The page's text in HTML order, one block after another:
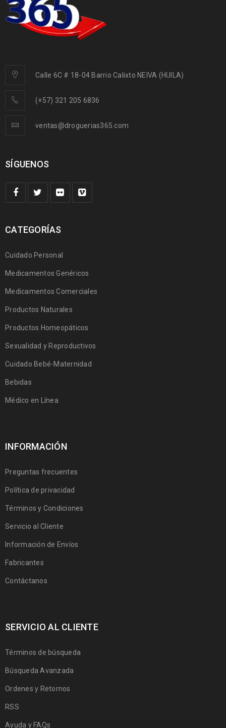
Calle 6C # 18-04 Barrio Calixto NEIVA (HUILA)
(+57) 321 205 6836
ventas@droguerias365.com
SÍGUENOS
CATEGORÍAS
Cuidado Personal
Medicamentos Genéricos
Medicamentos Comerciales
Productos Naturales
Productos Homeopáticos
Sexualidad y Reproductivos
Cuidado Bebé-Maternidad
Bebidas
Médico en Línea
INFORMACIÓN
Preguntas frecuentes
Política de privacidad
Términos y Condiciones
Servicio al Cliente
Información de Envíos
Fabricantes
Contáctanos
SERVICIO AL CLIENTE
Términos de búsqueda
Búsqueda Avanzada
Ordenes y Retornos
RSS
Ayuda y FAQs